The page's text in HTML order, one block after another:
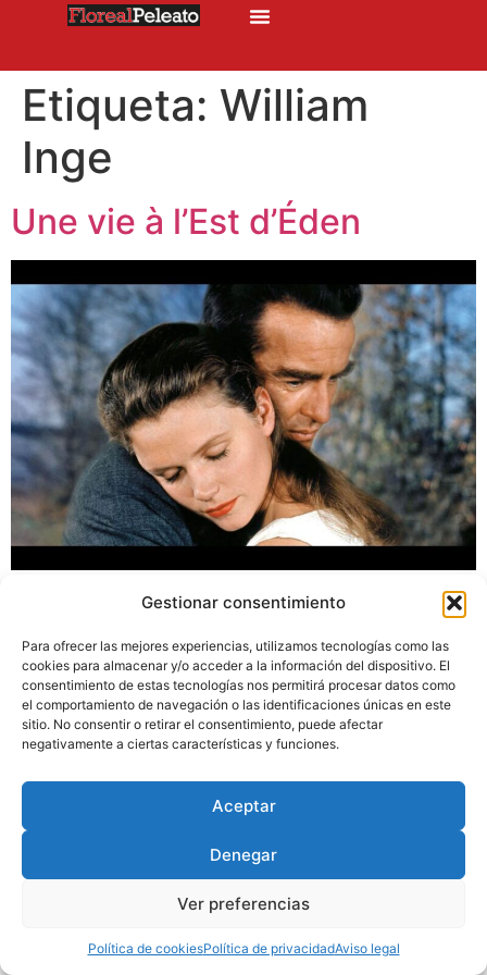
Gestionar consentimiento
Para ofrecer las mejores experiencias, utilizamos tecnologías como las
cookies para almacenar y/o acceder a la información del dispositivo. El
consentimiento de estas tecnologías nos permitirá procesar datos como
el comportamiento de navegación o las identificaciones únicas en este
sitio. No consentir o retirar el consentimiento, puede afectar
negativamente a ciertas características y funciones.
Aceptar
Denegar
Ver preferencias
Política de cookiesPolítica de privacidadAviso legal
Etiqueta: William
Inge
Une vie à l’Est d’Éden
En este artículo publicado en 2004 traté de destacar
algunos rasgos frecuentes en la obra de Elia Kazan a
partir de la lectura de su autobiografía.
Diseñado porTrixma|Política
de Privacidad | Aviso Legal|